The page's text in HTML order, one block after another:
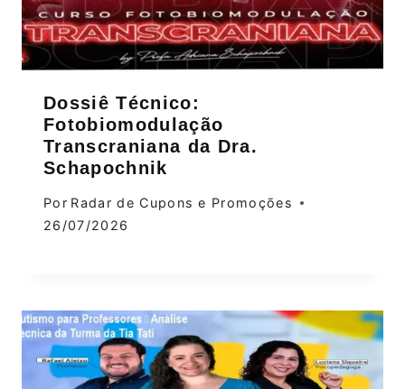
Dossiê Técnico:
Fotobiomodulação
Transcraniana da Dra.
Schapochnik
Por Radar de Cupons e Promoções
26/07/2026